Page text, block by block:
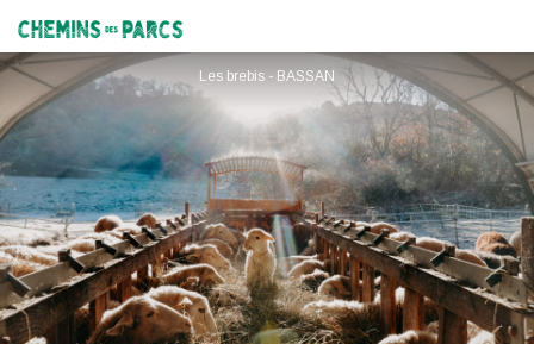
Chemins des Parcs
Les brebis - BASSAN